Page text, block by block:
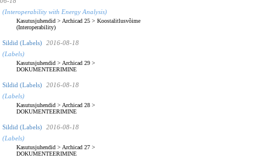
(Interoperability with Energy Analysis)
Kasutusjuhendid > Archicad 25 > Koostalitlusvõime
(Interoperability)
Sildid (Labels)
2016-08-18
(Labels)
Kasutusjuhendid > Archicad 29 >
DOKUMENTEERIMINE
Sildid (Labels)
2016-08-18
(Labels)
Kasutusjuhendid > Archicad 28 >
DOKUMENTEERIMINE
Sildid (Labels)
2016-08-18
(Labels)
Kasutusjuhendid > Archicad 27 >
DOKUMENTEERIMINE